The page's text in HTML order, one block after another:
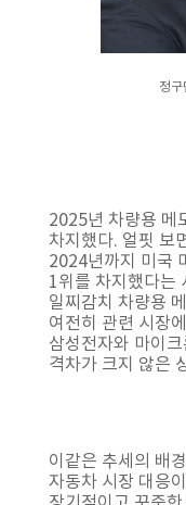
정구
2025년 차량용 메
차지했다. 얼핏 보
2024년까지 미국
1위를 차지했다는
일찌감치 차량용
여전히 관련 시장
삼성전자와 마이
격차가 크지 않은
이같은 추세의 배
자동차 시장 대응